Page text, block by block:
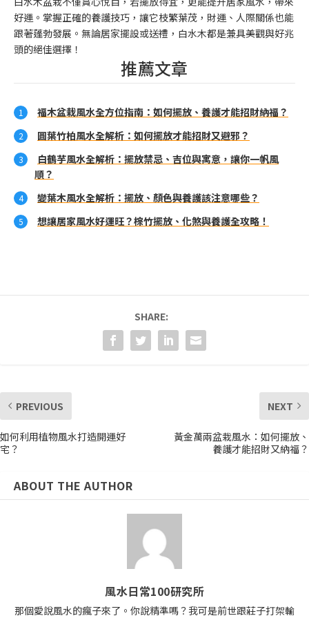
好運。掌握正確的養護技巧，讓它枝繁葉茂，財運、人際關係也能
跟著蓬勃發展。無論居家擺設或送禮，白水木都是兼具美觀與好兆
頭的絕佳選擇！
推薦文章
福木盆栽風水全方位指南：如何擺放、養護才能招財納福？
圓葉竹柏風水全解析：如何擺放才能招財又避邪？
白鶴芋風水全解析：擺放禁忌、吉位與寓意，讓你一帆風
順？
變葉木風水全解析：擺放、顏色與養護該注意哪些？
想讓居家風水好運旺？棕竹擺放、化煞與養護全攻略！
SHARE:
PREVIOUS
如何利用植物風水打造開運好
宅？
NEXT
黃金萬兩盆栽風水：如何擺放、
養護才能招財又納福？
ABOUT THE AUTHOR
風水日常100研究所
那個愛說風水的瘋子來了。你說精準嗎？我可是前世跟莊子打架輸